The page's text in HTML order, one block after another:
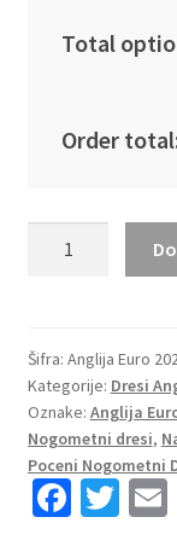
Total
Order
za
nogomet
Anglija
Domači
Euro
2024
Šifra: Anglija Euro
Kategorije: Dresi
Oznake: Anglija
Nogometni dresi,
Poceni Nogometni
Fa T